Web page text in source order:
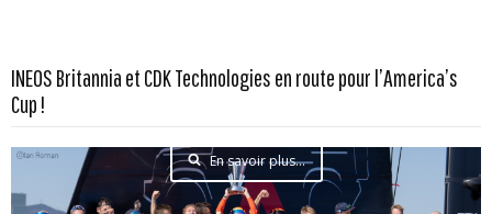
INEOS Britannia et CDK Technologies en route pour l’America’s
Cup !
En savoir plus...